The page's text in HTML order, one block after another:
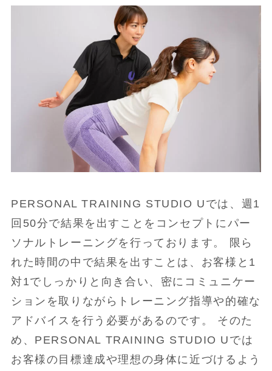
PERSONAL TRAINING STUDIO Uでは、週1
回50分で結果を出すことをコンセプトにパー
ソナルトレーニングを行っております。 限ら
れた時間の中で結果を出すことは、お客様と1
対1でしっかりと向き合い、密にコミュニケー
ションを取りながらトレーニング指導や的確な
アドバイスを行う必要があるのです。 そのた
め、PERSONAL TRAINING STUDIO Uでは
お客様の目標達成や理想の身体に近づけるよう